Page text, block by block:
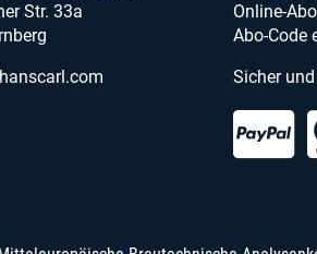
Str. 33a
Online-
Abo-Code
Sicher